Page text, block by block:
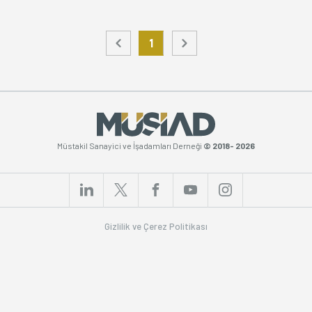
İletişim Hakkımızda
1
Müstakil Sanayici ve İşadamları Derneği © 2018- 2026
Gizlilik ve Çerez Politikası